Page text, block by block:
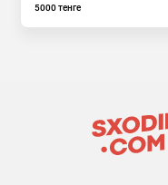
5000 тенге